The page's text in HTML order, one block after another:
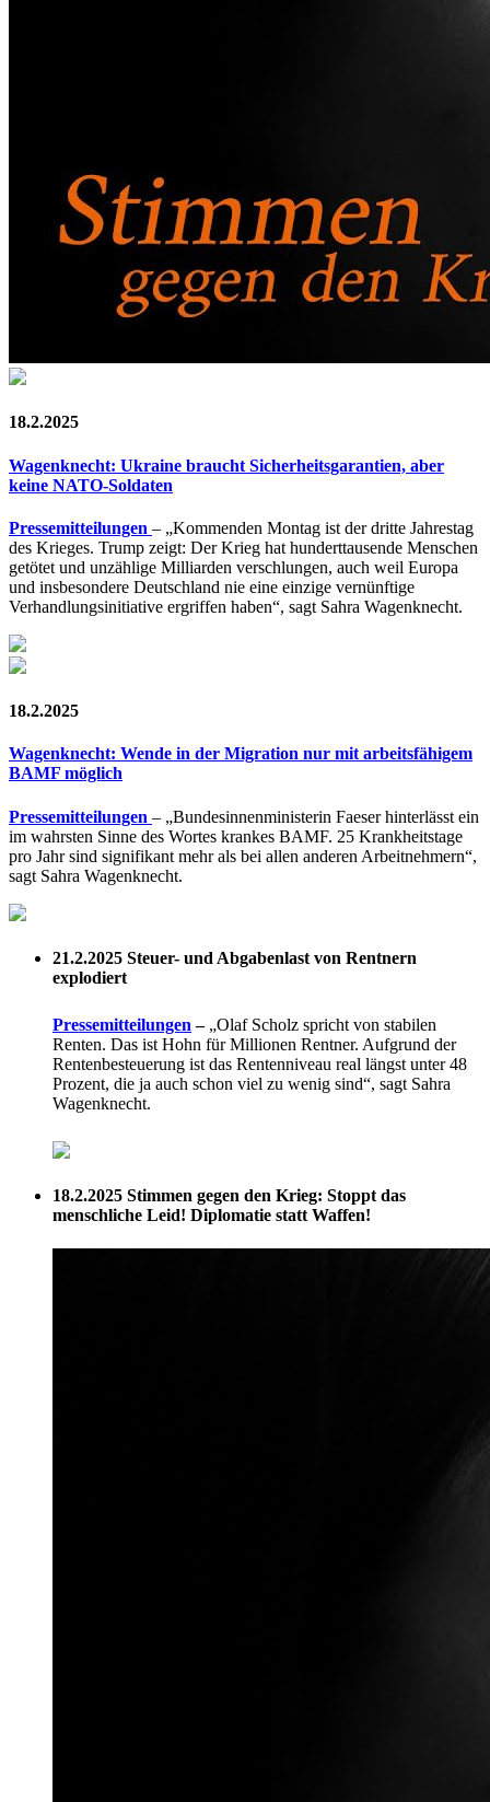
18.2.2025
Wagenknecht: Ukraine braucht Sicherheitsgarantien, aber
keine NATO-Soldaten
Pressemitteilungen – „Kommenden Montag ist der dritte Jahrestag
des Krieges. Trump zeigt: Der Krieg hat hunderttausende Menschen
getötet und unzählige Milliarden verschlungen, auch weil Europa
und insbesondere Deutschland nie eine einzige vernünftige
Verhandlungsinitiative ergriffen haben“, sagt Sahra Wagenknecht.
18.2.2025
Wagenknecht: Wende in der Migration nur mit arbeitsfähigem
BAMF möglich
Pressemitteilungen – „Bundesinnenministerin Faeser hinterlässt ein
im wahrsten Sinne des Wortes krankes BAMF. 25 Krankheitstage
pro Jahr sind signifikant mehr als bei allen anderen Arbeitnehmern“,
sagt Sahra Wagenknecht.
21.2.2025 Steuer- und Abgabenlast von Rentnern
explodiert
Pressemitteilungen –„Olaf Scholz spricht von stabilen
Renten. Das ist Hohn für Millionen Rentner. Aufgrund der
Rentenbesteuerung ist das Rentenniveau real längst unter 48
Prozent, die ja auch schon viel zu wenig sind“, sagt Sahra
Wagenknecht.
18.2.2025 Stimmen gegen den Krieg: Stoppt das
menschliche Leid! Diplomatie statt Waffen!